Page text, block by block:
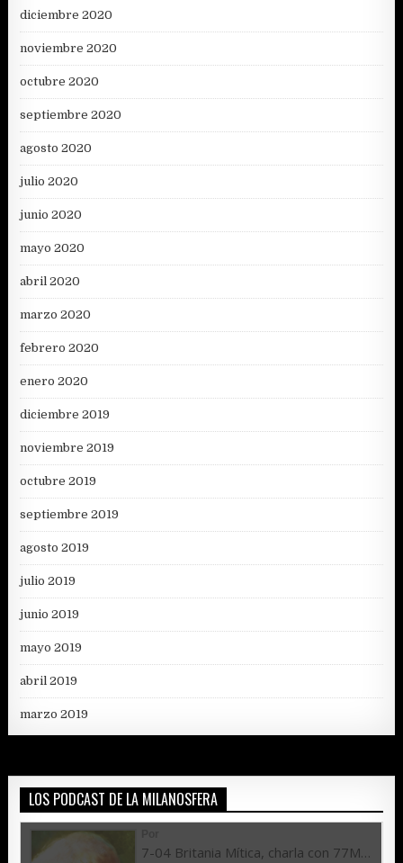
diciembre 2020
noviembre 2020
octubre 2020
septiembre 2020
agosto 2020
julio 2020
junio 2020
mayo 2020
abril 2020
marzo 2020
febrero 2020
enero 2020
diciembre 2019
noviembre 2019
octubre 2019
septiembre 2019
agosto 2019
julio 2019
junio 2019
mayo 2019
abril 2019
marzo 2019
LOS PODCAST DE LA MILANOSFERA